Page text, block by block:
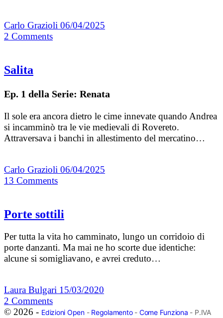
Carlo Grazioli 06/04/2025
2 Comments
Salita
Ep. 1 della Serie: Renata
Il sole era ancora dietro le cime innevate quando Andrea
si incamminò tra le vie medievali di Rovereto.
Attraversava i banchi in allestimento del mercatino…
Carlo Grazioli 06/04/2025
13 Comments
Porte sottili
Per tutta la vita ho camminato, lungo un corridoio di
porte danzanti. Ma mai ne ho scorte due identiche:
alcune si somigliavano, e avrei creduto…
Laura Bulgari 15/03/2020
2 Comments
© 2026 - Edizioni Open- Regolamento- Come Funziona - P.IVA